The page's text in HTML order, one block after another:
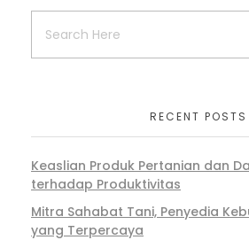
RECENT POSTS
Keaslian Produk Pertanian dan
terhadap Produktivitas
Mitra Sahabat Tani, Penyedia
yang Terpercaya